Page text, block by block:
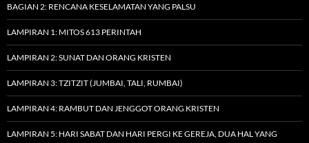
BAGIAN 2: RENCANA KESELAMATAN YANG PALSU
LAMPIRAN 1: MITOS 613 PERINTAH
LAMPIRAN 2: SUNAT DAN ORANG KRISTEN
LAMPIRAN 3: TZITZIT (JUMBAI, TALI, RUMBAI)
LAMPIRAN 4: RAMBUT DAN JENGGOT ORANG KRISTEN
LAMPIRAN 5: HARI SABAT DAN HARI PERGI KE GEREJA, DUA HAL YANG